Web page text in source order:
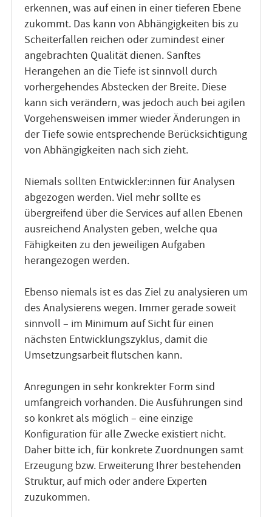
erkennen, was auf einen in einer tieferen Ebene
zukommt. Das kann von Abhängigkeiten bis zu
Scheiterfallen reichen oder zumindest einer
angebrachten Qualität dienen. Sanftes
Herangehen an die Tiefe ist sinnvoll durch
vorhergehendes Abstecken der Breite. Diese
kann sich verändern, was jedoch auch bei agilen
Vorgehensweisen immer wieder Änderungen in
der Tiefe sowie entsprechende Berücksichtigung
von Abhängigkeiten nach sich zieht.
Niemals sollten Entwickler:innen für Analysen
abgezogen werden. Viel mehr sollte es
übergreifend über die Services auf allen Ebenen
ausreichend Analysten geben, welche qua
Fähigkeiten zu den jeweiligen Aufgaben
herangezogen werden.
Ebenso niemals ist es das Ziel zu analysieren um
des Analysierens wegen. Immer gerade soweit
sinnvoll – im Minimum auf Sicht für einen
nächsten Entwicklungszyklus, damit die
Umsetzungsarbeit flutschen kann.
Anregungen in sehr konkrekter Form sind
umfangreich vorhanden. Die Ausführungen sind
so konkret als möglich – eine einzige
Konfiguration für alle Zwecke existiert nicht.
Daher bitte ich, für konkrete Zuordnungen samt
Erzeugung bzw. Erweiterung Ihrer bestehenden
Struktur, auf mich oder andere Experten
zuzukommen.